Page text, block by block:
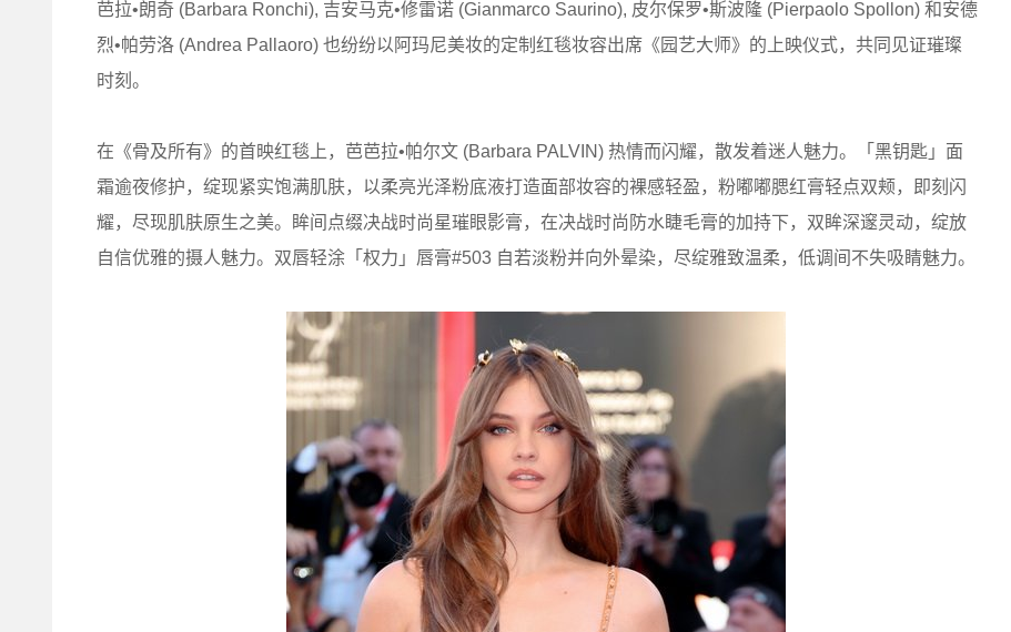
芭拉•朗奇 (Barbara Ronchi), 吉安马克•修雷诺 (Gianmarco Saurino), 皮尔保罗•斯波隆 (Pierpaolo Spollon) 和安德
烈•帕劳洛 (Andrea Pallaoro) 也纷纷以阿玛尼美妆的定制红毯妆容出席《园艺大师》的上映仪式，共同见证璀璨
时刻。
在《骨及所有》的首映红毯上，芭芭拉•帕尔文 (Barbara PALVIN) 热情而闪耀，散发着迷人魅力。「黑钥匙」面
霜逾夜修护，绽现紧实饱满肌肤，以柔亮光泽粉底液打造面部妆容的裸感轻盈，粉嘟嘟腮红膏轻点双颊，即刻闪
耀，尽现肌肤原生之美。眸间点缀决战时尚星璀眼影膏，在决战时尚防水睫毛膏的加持下，双眸深邃灵动，绽放
自信优雅的摄人魅力。双唇轻涂「权力」唇膏#503 自若淡粉并向外晕染，尽绽雅致温柔，低调间不失吸睛魅力。